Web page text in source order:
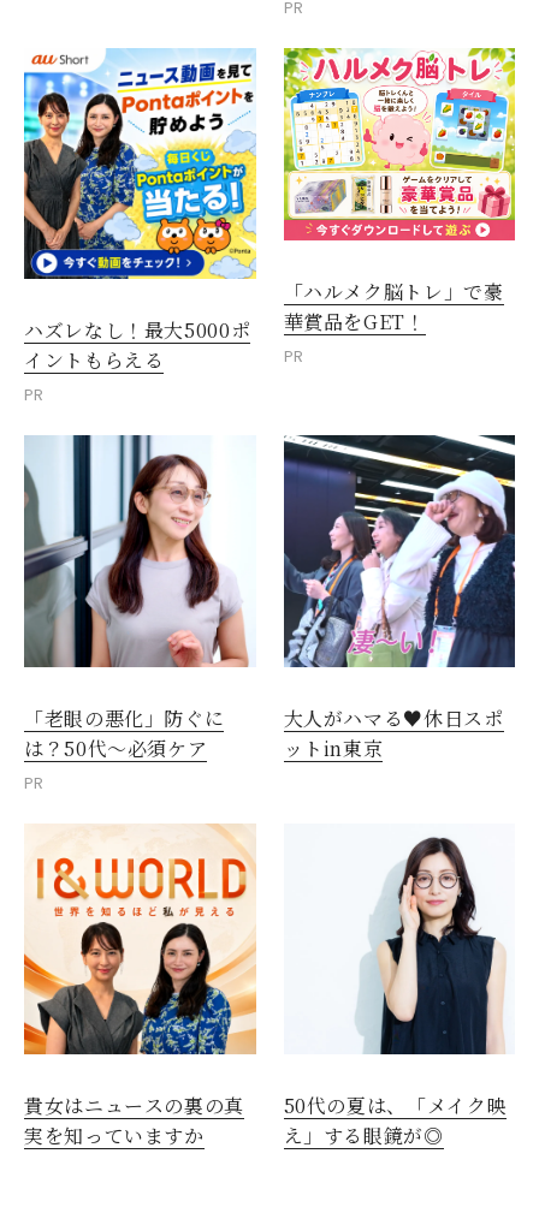
PR
ハズレなし！最大5000ポ
イントもらえる
PR
「ハルメク脳トレ」で豪
華賞品をGET！
PR
「老眼の悪化」防ぐに
は？50代～必須ケア
PR
大人がハマる♥休日スポ
ットin東京
貴女はニュースの裏の真
実を知っていますか
50代の夏は、「メイク映
え」する眼鏡が◎